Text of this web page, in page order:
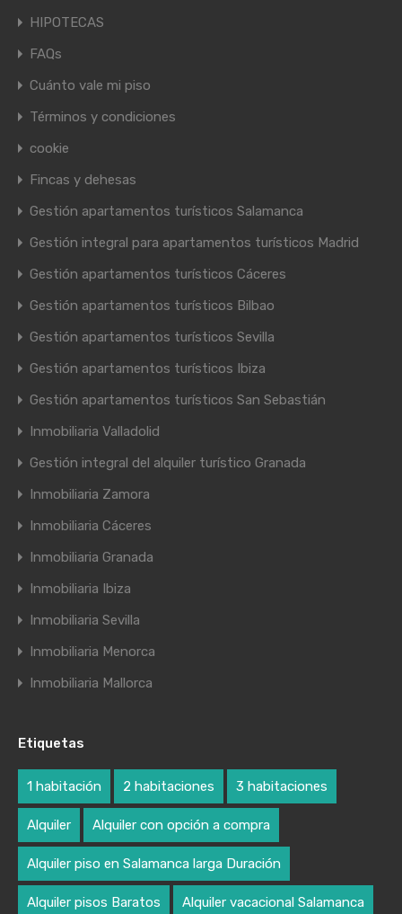
HIPOTECAS
FAQs
Cuánto vale mi piso
Términos y condiciones
cookie
Fincas y dehesas
Gestión apartamentos turísticos Salamanca
Gestión integral para apartamentos turísticos Madrid
Gestión apartamentos turísticos Cáceres
Gestión apartamentos turísticos Bilbao
Gestión apartamentos turísticos Sevilla
Gestión apartamentos turísticos Ibiza
Gestión apartamentos turísticos San Sebastián
Inmobiliaria Valladolid
Gestión integral del alquiler turístico Granada
Inmobiliaria Zamora
Inmobiliaria Cáceres
Inmobiliaria Granada
Inmobiliaria Ibiza
Inmobiliaria Sevilla
Inmobiliaria Menorca
Inmobiliaria Mallorca
Etiquetas
1 habitación 2 habitaciones 3 habitaciones
Alquiler Alquiler con opción a compra
Alquiler piso en Salamanca larga Duración
Alquiler pisos Baratos Alquiler vacacional Salamanca